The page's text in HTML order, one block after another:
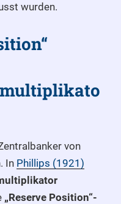
wurden.
von
In Phillips (1921)
„Reserve Position“-